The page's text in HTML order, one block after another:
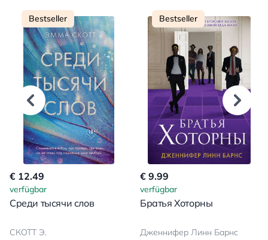
Bestseller
€ 12.49
verfügbar
Среди тысячи слов
СКОТТ Э.
Bestseller
€ 9.99
verfügbar
Братья Хоторны
Дженнифер Линн Барнс